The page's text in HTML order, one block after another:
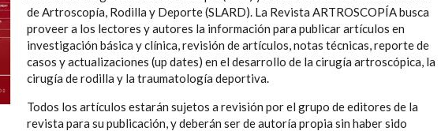
de Artroscopía, Rodilla y Deporte (SLARD). La Revista ARTROSCOPÍA busca
proveer a los lectores y autores la información para publicar artículos en
investigación básica y clínica, revisión de artículos, notas técnicas, reporte de
casos y actualizaciones (up dates) en el desarrollo de la cirugía artroscópica, la
cirugía de rodilla y la traumatología deportiva.
Todos los artículos estarán sujetos a revisión por el grupo de editores de la
revista para su publicación, y deberán ser de autoría propia sin haber sido